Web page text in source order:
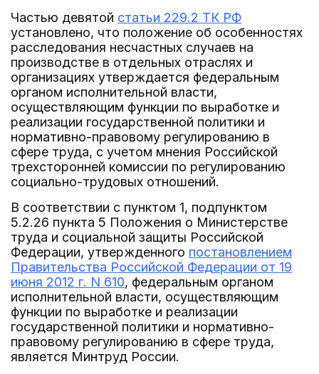
Частью девятой статьи 229.2 ТК РФ
установлено, что положение об особенностях
расследования несчастных случаев на
производстве в отдельных отраслях и
организациях утверждается федеральным
органом исполнительной власти,
осуществляющим функции по выработке и
реализации государственной политики и
нормативно-правовому регулированию в
сфере труда, с учетом мнения Российской
трехсторонней комиссии по регулированию
социально-трудовых отношений.
В соответствии с пунктом 1, подпунктом
5.2.26 пункта 5 Положения о Министерстве
труда и социальной защиты Российской
Федерации, утвержденного постановлением
Правительства Российской Федерации от 19
июня 2012 г. N 610, федеральным органом
исполнительной власти, осуществляющим
функции по выработке и реализации
государственной политики и нормативно-
правовому регулированию в сфере труда,
является Минтруд России.